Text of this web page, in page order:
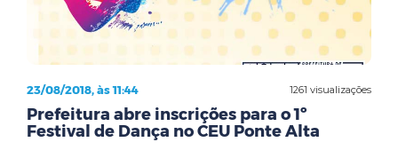
1261 visualizações
23/08/2018, às 11:44
Prefeitura abre inscrições para o 1º
Festival de Dança no CEU Ponte Alta